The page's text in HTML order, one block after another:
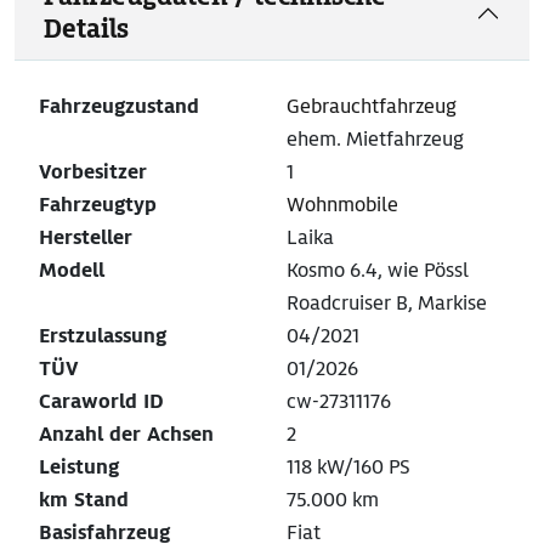
Details
Fahrzeugzustand
Gebrauchtfahrzeug
ehem. Mietfahrzeug
Vorbesitzer
1
Fahrzeugtyp
Wohnmobile
Hersteller
Laika
Modell
Kosmo 6.4, wie Pössl
Roadcruiser B, Markise
Erstzulassung
04/2021
TÜV
01/2026
Caraworld ID
cw-27311176
Anzahl der Achsen
2
Leistung
118 kW/160 PS
km Stand
75.000 km
Basisfahrzeug
Fiat